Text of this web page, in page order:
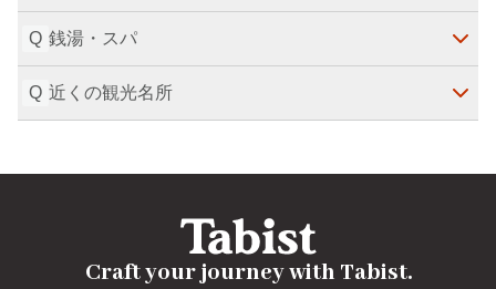
りできない物もあります）。
※各種料金はフロントへお問合せくださいませ。
づくりの食卓ごはんをご用意しています。
※朝食付きプランをご予約された場合、朝食会場はこ
ちらです。
※朝食付きプラン（素泊まりプラン＋600円）をご予
約の場合、ドリンクバーがご利用いただけます。
かり（無料）
・モーニングコール
・宅配便
・新聞販売
・自動販売機（ロビー）
・コーヒーメーカー（ロビー）
・ズボンプレッサー
・デスクライト
・アイロン/アイロン台
・加湿器
・爪切り
2024-09-11
Q 銭湯・スパ
詳細は台東区に銭湯サイト
JR両国駅、JR水道橋駅にもスパ施設ございます。
Q 近くの観光名所
最終更新日：2024-09-11
Craft your journey with Tabist.